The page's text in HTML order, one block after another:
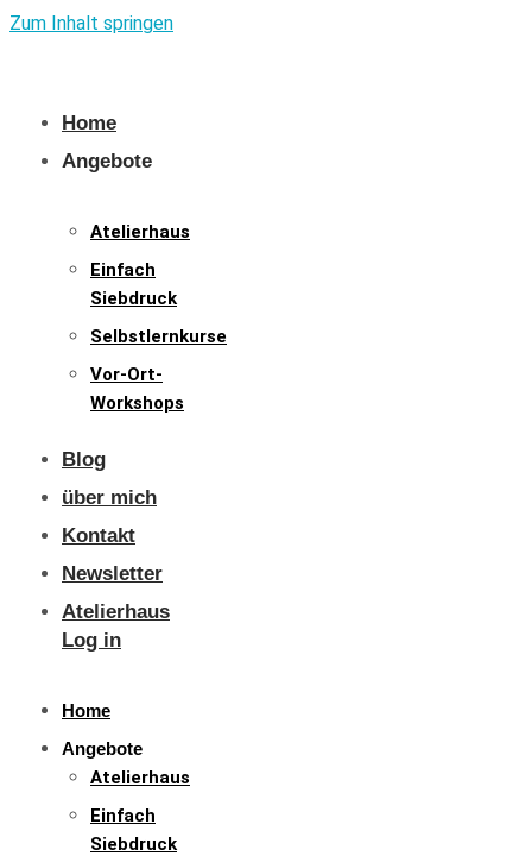
Zum Inhalt springen
Home
Angebote
Atelierhaus
Einfach
Siebdruck
Selbstlernkurse
Vor-Ort-
Workshops
Blog
über mich
Kontakt
Newsletter
Atelierhaus
Log in
Home
Angebote
Atelierhaus
Einfach
Siebdruck